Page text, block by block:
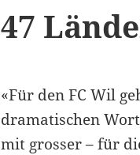
47
«Für den FC Wil
dramatischen
mit grosser – für